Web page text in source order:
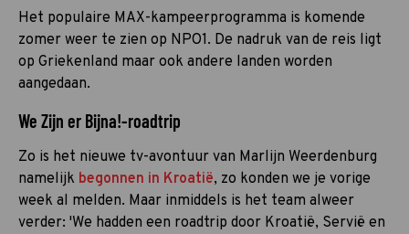
Het populaire MAX-kampeerprogramma is komende
zomer weer te zien op NPO1. De nadruk van de reis ligt
op Griekenland maar ook andere landen worden
aangedaan.
We Zijn er Bijna!-roadtrip
Zo is het nieuwe tv-avontuur van Marlijn Weerdenburg
namelijk begonnen in Kroatië, zo konden we je vorige
week al melden. Maar inmiddels is het team alweer
verder: 'We hadden een roadtrip door Kroatië, Servië en